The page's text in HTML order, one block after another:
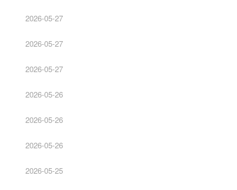
2026-05-27
2026-05-27
2026-05-27
2026-05-26
2026-05-26
2026-05-26
2026-05-25